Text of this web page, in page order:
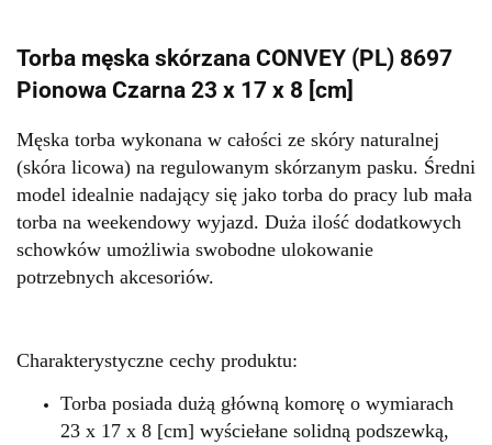
Torba męska skórzana CONVEY (PL) 8697
Pionowa Czarna 23 x 17 x 8 [cm]
Męska torba wykonana w całości ze skóry naturalnej
(skóra licowa) na regulowanym skórzanym pasku. Średni
model idealnie nadający się jako torba do pracy lub mała
torba na weekendowy wyjazd. Duża ilość dodatkowych
schowków umożliwia swobodne ulokowanie
potrzebnych akcesoriów.
Charakterystyczne cechy produktu:
Torba posiada dużą główną komorę o wymiarach
23 x 17 x 8 [cm] wyściełane solidną podszewką,